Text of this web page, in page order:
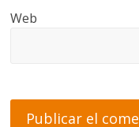
Web